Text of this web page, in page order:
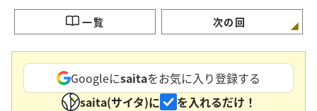
マメ知識45 識40
一覧 次の回
Googleにsaitaをお気に入り登録する
saita(サイタ)に
を入れるだけ！